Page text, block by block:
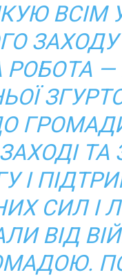
ВСІМ
РОБОТА
ТА
І
СИЛ І
ВІД